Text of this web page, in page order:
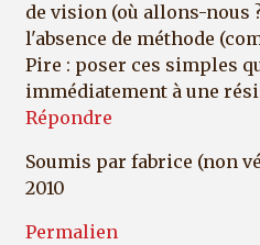
de vision (où allons-nous
l'absence de méthode
Pire : poser ces simples
immédiatement à une
Répondre
Soumis par fabrice (non
2010
Permalien